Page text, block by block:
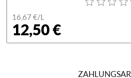
16,67 €/L
12,50 €